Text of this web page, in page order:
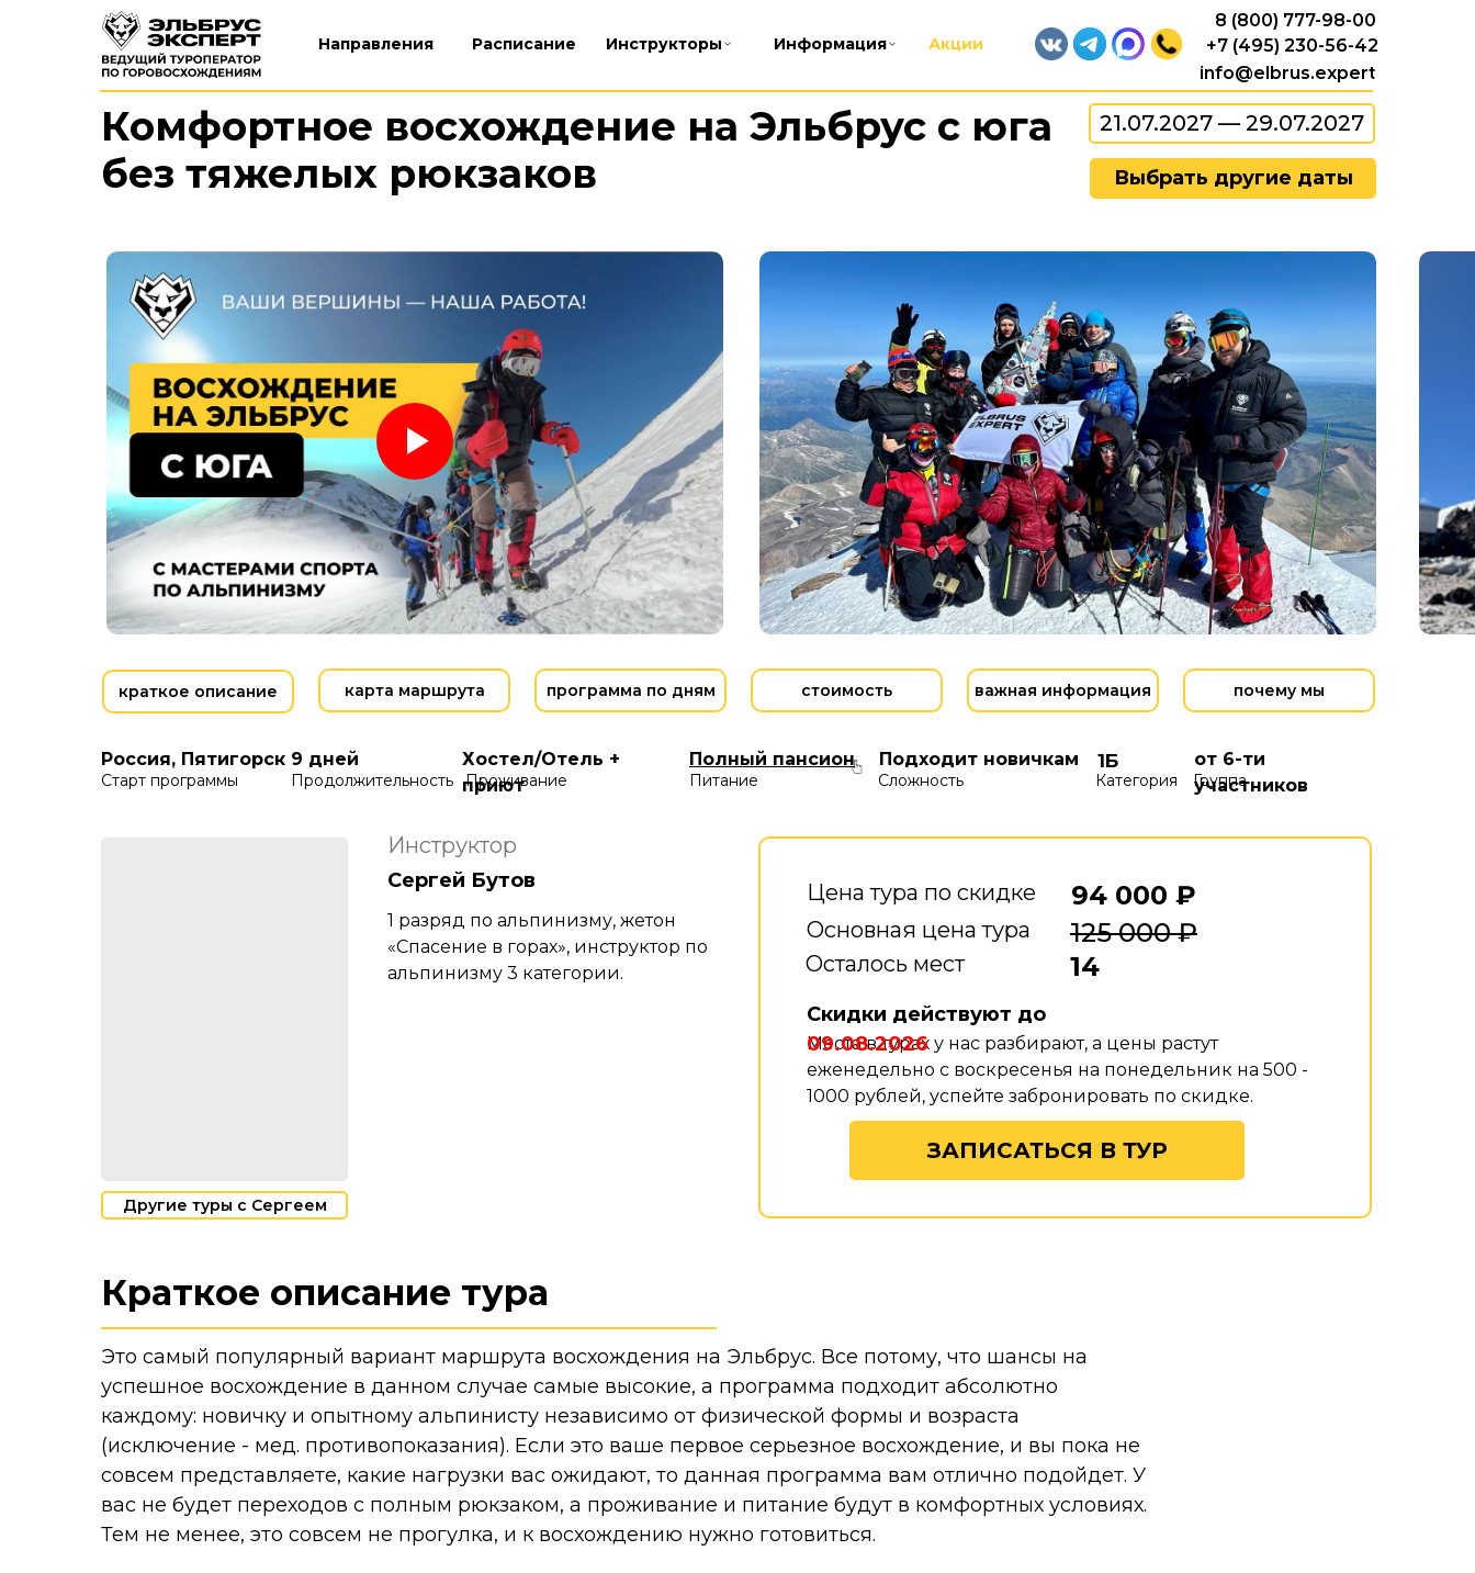
info@elbrus.expert
+7 (495) 230-56-42
8 (800) 777-98-00
Акции
Информация
Инструкторы
Расписание
Направления
Комфортное восхождение на Эльбрус с юга
без тяжелых рюкзаков
21.07.2027 — 29.07.2027
Выбрать другие даты
почему мы
важная информация
стоимость
программа по дням
карта маршрута
краткое описание
9 дней
Продолжительность
от 6-ти
участников
Группа
Категория
1Б
Старт программы Питание
Россия, Пятигорск
Проживание
Полный пансион
Хостел/Отель +
приют
Сложность
Подходит новичкам
Цена тура по скидке
94 000 ₽
125 000 ₽
Основная цена тура
Осталось мест
14
Места в турах у нас разбирают, а цены растут
еженедельно с воскресенья на понедельник на 500 -
1000 рублей, успейте забронировать по скидке.
Скидки действуют до
09.08.2026
1 разряд по альпинизму, жетон
«Спасение в горах», инструктор по
альпинизму 3 категории.
Сергей Бутов
Инструктор
Другие туры с Сергеем
ЗАПИСАТЬСЯ В ТУР
Краткое описание тура
Это самый популярный вариант маршрута восхождения на Эльбрус. Все потому, что шансы на
успешное восхождение в данном случае самые высокие, а программа подходит абсолютно
каждому: новичку и опытному альпинисту независимо от физической формы и возраста
(исключение - мед. противопоказания). Если это ваше первое серьезное восхождение, и вы пока не
совсем представляете, какие нагрузки вас ожидают, то данная программа вам отлично подойдет. У
вас не будет переходов с полным рюкзаком, а проживание и питание будут в комфортных условиях.
Тем не менее, это совсем не прогулка, и к восхождению нужно готовиться.